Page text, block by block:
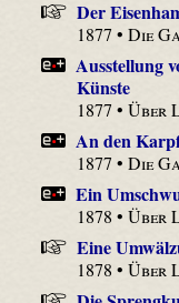
Der
1877 •Die
Ausstellung
Künste
1877 •Über
An den
1877 •Die
Ein
1878 •Über
Eine
1878 •Über